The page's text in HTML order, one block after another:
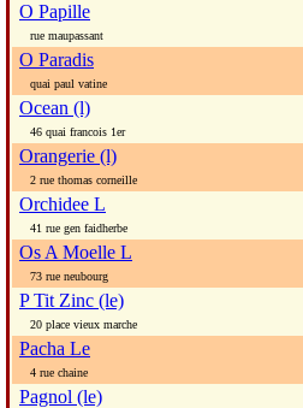
O Papille
rue maupassant
O Paradis
quai paul vatine
Ocean (l)
46 quai francois 1er
Orangerie (l)
2 rue thomas corneille
Orchidee L
41 rue gen faidherbe
Os A Moelle L
73 rue neubourg
P Tit Zinc (le)
20 place vieux marche
Pacha Le
4 rue chaine
Pagnol (le)